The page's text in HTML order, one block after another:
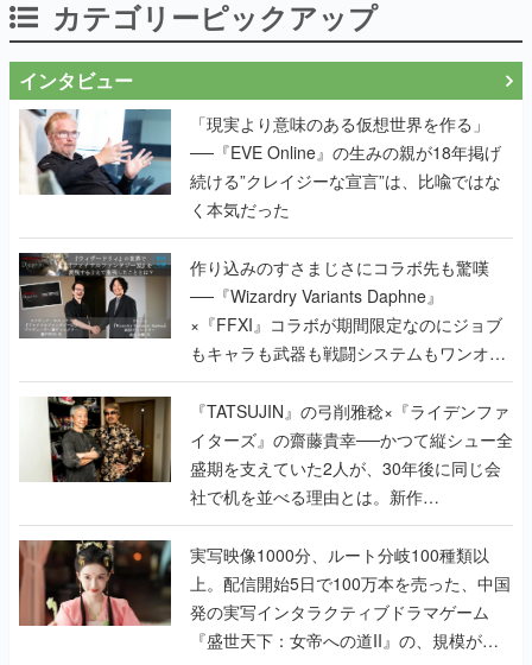
「現実より意味のある仮想世界を作る」
──『EVE Online』の生みの親が18年掲げ
く本気だった
作り込みのすさまじさにコラボ先も驚嘆
──『Wizardry Variants Daphne』
×『FFXI』コラボが期間限定なのにジョブ
もキャラも武器も戦闘システムもワンオフ
で作り込まれた理由を両ディレクターに聞
く
『TATSUJIN』の弓削雅稔×『ライデンファ
イターズ』の齋藤貴幸──かつて縦シュー全
盛期を支えていた2人が、30年後に同じ会
社で机を並べる理由とは。新作
『TATSUJIN EXTREME』で初タッグを組
んだレジェンド2人に訊く開発秘話
実写映像1000分、ルート分岐100種類以
上。配信開始5日で100万本を売った、中国
発の実写インタラクティブドラマゲーム
『盛世天下：女帝への道II』の、規模が違
うこだわりをプロデューサーに聞いた
半年でアプリストアをオープン？ スマホア
プリの“代替ストア”として、わずか6ヵ月で